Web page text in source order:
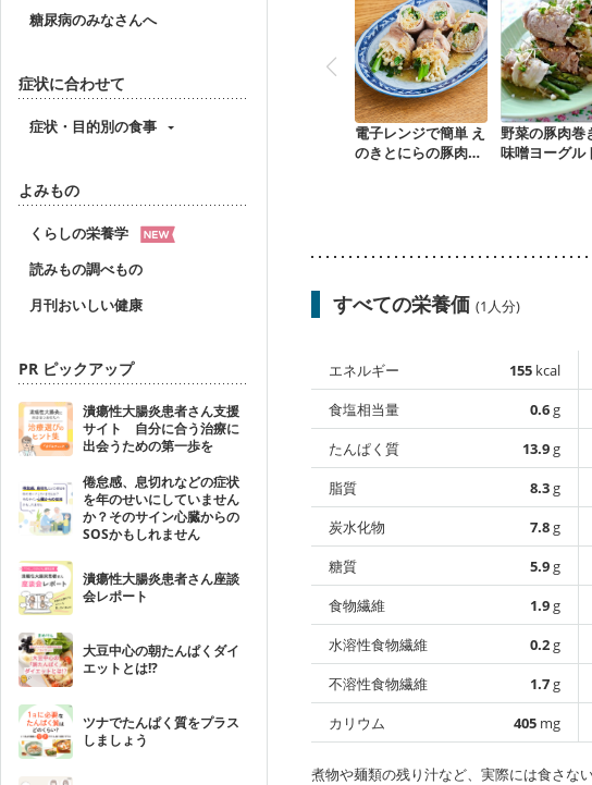
糖尿病のみなさんへ
症状に合わせて
症状・目的別の食事
よみもの
くらしの栄養学
読みもの調べもの
月刊おいしい健康
PR ピックアップ
潰瘍性大腸炎患者さん支援
サイト 自分に合う治療に
出会うための第一歩を
倦怠感、息切れなどの症状
を年のせいにしていません
か？そのサイン心臓からの
SOSかもしれません
潰瘍性大腸炎患者さん座談
会レポート
大豆中心の朝たんぱくダイ
エットとは!?
ツナでたんぱく質をプラス
しましょう
電子レンジで簡単 え
のきとにらの豚肉巻
野菜の豚肉巻
味噌ヨーグル
すべての栄養価 (1人分)
エネルギー 155 kcal
食塩相当量
0.6g
たんぱく質
13.9g
脂質
8.3g
炭水化物
7.8g
糖質
5.9g
食物繊維
1.9g
水溶性食物繊維
0.2g
不溶性食物繊維
1.7g
カリウム
405 mg
煮物や麺類の残り汁など、実際には食さな